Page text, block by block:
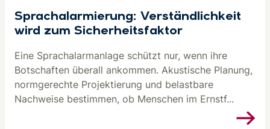
Sprachalarmierung: Verständlichkeit
wird zum Sicherheitsfaktor
Eine Sprachalarmanlage schützt nur, wenn ihre
Botschaften überall ankommen. Akustische Planung,
normgerechte Projektierung und belastbare
Nachweise bestimmen, ob Menschen im Ernstf...